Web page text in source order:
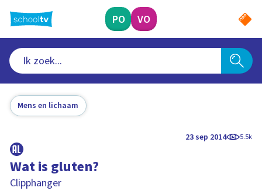
naar
hoofdinhoud
PO VO
Mens en lichaam
23 sep 2014 5.5k
Wat is gluten?
Clipphanger